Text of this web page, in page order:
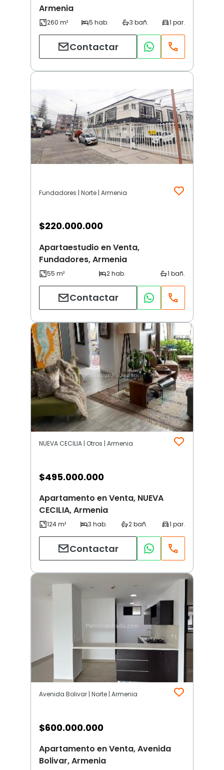
Armenia
Contactar
Fundadores | Norte | Armenia
$220.000.000
Apartaestudio en Venta,
Fundadores, Armenia
Contactar
NUEVA CECILIA | Otros | Armenia
$495.000.000
Apartamento en Venta, NUEVA
CECILIA, Armenia
Contactar
Avenida Bolivar | Norte | Armenia
$600.000.000
Apartamento en Venta, Avenida
Bolivar, Armenia